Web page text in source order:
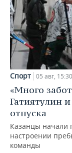
Спорт 05 авг, 15:30
«Много
Гатиятулин
отпуска
Казанцы начали
настроении
команды